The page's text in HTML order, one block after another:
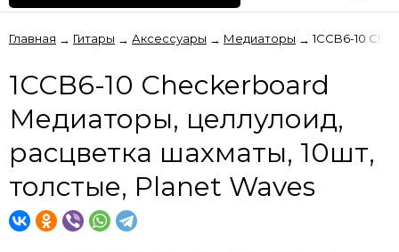
Главная → Гитары → Аксессуары → Медиаторы → 1CCB6-10
1CCB6-10 Checkerboard
Медиаторы, целлулоид,
расцветка шахматы, 10шт,
толстые, Planet Waves